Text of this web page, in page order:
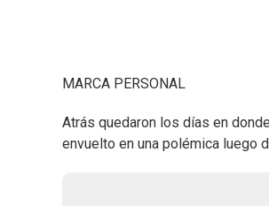
MARCA PERSONAL
Atrás quedaron los días en
envuelto en una polémica luego